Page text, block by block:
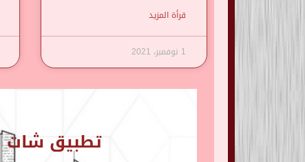
قرأة المزيد
1 نوفمبر، 2021
تطبيق شات